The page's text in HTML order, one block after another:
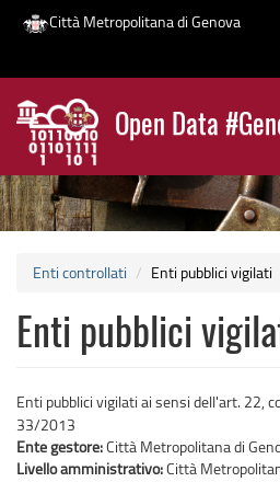
Salta
contenuto
principale
Città Metropolitana di Genova
Open Data
News
Enti controllati Enti pubblici vigilati
Enti pubblici
Enti pubblici vigilati ai sensi dell'art. 22,
33/2013
Ente gestore:Città Metropolitana di
Livello amministrativo:Città